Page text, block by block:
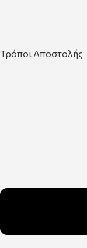
Τρόποι Αποστολής